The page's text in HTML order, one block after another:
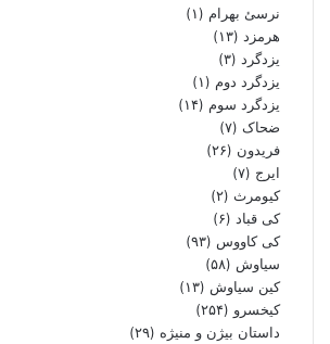
نرسئ بهرام‏ (۱)
هرمزد (۱۳)
یزدگرد (۳)
یزدگرد دوم (۱)
یزدگرد سوم (۱۴)
ضحاک (۷)
فریدون (۲۶)
ایرج (۷)
کیومرث (۲)
کی قباد (۶)
کی کاووس (۹۳)
سیاوش (۵۸)
کین سیاوش (۱۳)
کیخسرو (۲۵۴)
داستان بیژن و منیژه (۲۹)